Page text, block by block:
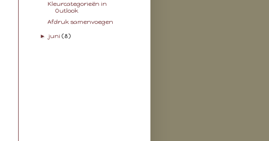
Kleurcategorieën in
Outlook
Afdruk samenvoegen
►juni(8)